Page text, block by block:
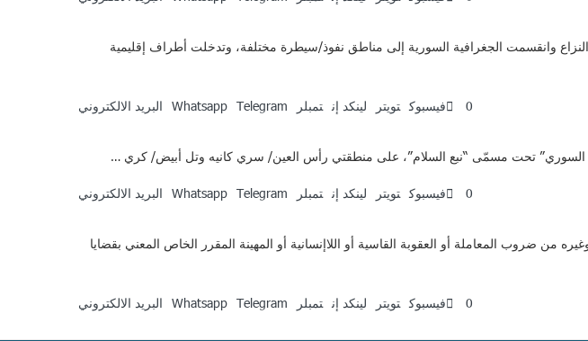
البلاد، حيث تعددت أطراف النزاع وانقسمت الجغرافية السورية إلى مناطق نفوذ/سيطرة مختلفة، وتدخلت أطراف إقليمية
0
فيسبوك تويتر لينكد إن تمبلر Whatsapp Telegram البريد الالكتروني
0
فيسبوك تويتر لينكد إن تمبلر Whatsapp Telegram البريد الالكتروني
من ضروب المعاملة أو العقوبة القاسية أو اللاإنسانية أو المهينة المقرر الخاص المعني بقضايا
0
فيسبوك تويتر لينكد إن تمبلر Whatsapp Telegram البريد الالكتروني